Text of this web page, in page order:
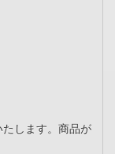
します。商品が